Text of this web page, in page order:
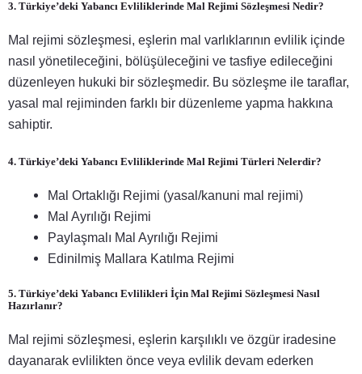
3. Türkiye’deki Yabancı Evliliklerinde Mal Rejimi Sözleşmesi Nedir?
Mal rejimi sözleşmesi, eşlerin mal varlıklarının evlilik içinde
nasıl yönetileceğini, bölüşüleceğini ve tasfiye edileceğini
düzenleyen hukuki bir sözleşmedir. Bu sözleşme ile taraflar,
yasal mal rejiminden farklı bir düzenleme yapma hakkına
sahiptir.
4. Türkiye’deki Yabancı Evliliklerinde Mal Rejimi Türleri Nelerdir?
Mal Ortaklığı Rejimi (yasal/kanuni mal rejimi)
Mal Ayrılığı Rejimi
Paylaşmalı Mal Ayrılığı Rejimi
Edinilmiş Mallara Katılma Rejimi
5. Türkiye’deki Yabancı Evlilikleri İçin Mal Rejimi Sözleşmesi Nasıl
Hazırlanır?
Mal rejimi sözleşmesi, eşlerin karşılıklı ve özgür iradesine
dayanarak evlilikten önce veya evlilik devam ederken